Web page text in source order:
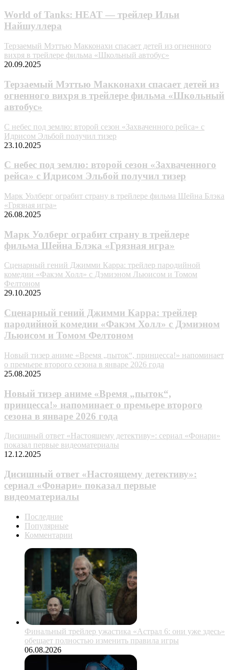
World of Tanks: HEAT — трейлер Ильи
Найшуллера
Терзаемый Мэттью Макконахи спасает детей из огненного
вихря в трейлере фильма «Школьный автобус»
20.09.2025
Терзаемый Мэттью Макконахи спасает детей из
огненного вихря в трейлере фильма «Школьный
автобус»
С небес под землю: второй сезон «Захваченного рейса» с
Идрисом Эльбой получил тизер
23.10.2025
С небес под землю: второй сезон «Захваченного
рейса» с Идрисом Эльбой получил тизер
Марк Уолберг ограбит страну в трейлере фильма Шейна Блэка
«Грязная игра»
26.08.2025
Марк Уолберг ограбит страну в трейлере
фильма Шейна Блэка «Грязная игра»
Сценарный гений Джимми Карра: трейлер пародийной
комедии «Факэм Холл» с Дэмиэном Льюисом и Томом
Фелтоном
29.10.2025
Сценарный гений Джимми Карра: трейлер
пародийной комедии «Факэм Холл» с Дэмиэном
Льюисом и Томом Фелтоном
Новый тизер аниме «Время „пыток“, принцесса!» напоминает
о премьере второго сезона в январе 2026 года
25.08.2025
Новый тизер аниме «Время „пыток“,
принцесса!» напоминает о премьере второго
сезона в январе 2026 года
Дисишный ответ «Настоящему детективу»: сериал «Фонари»
показал первые видеоматериалы
12.12.2025
Дисишный ответ «Настоящему детективу»:
сериал «Фонари» показал первые
видеоматериалы
Последние
Популярные
Комментарии
Финальный трейлер ужастика «Астрал 6: они уже здесь»
обещает полностью изменить правила игры
06.08.2026